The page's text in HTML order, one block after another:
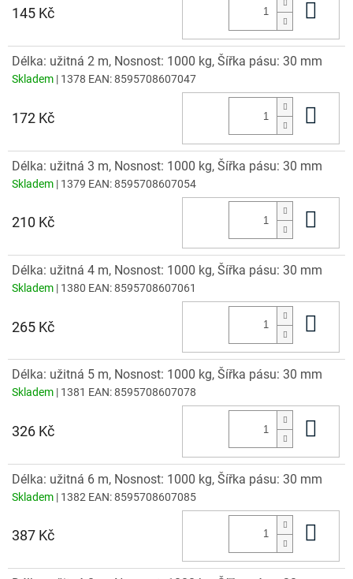
145 Kč
Délka: užitná 2 m, Nosnost: 1000 kg, Šířka pásu: 30 mm
Skladem | 1378 EAN:8595708607047
172 Kč
Délka: užitná 3 m, Nosnost: 1000 kg, Šířka pásu: 30 mm
Skladem | 1379 EAN:8595708607054
210 Kč
Délka: užitná 4 m, Nosnost: 1000 kg, Šířka pásu: 30 mm
Skladem | 1380 EAN:8595708607061
265 Kč
Délka: užitná 5 m, Nosnost: 1000 kg, Šířka pásu: 30 mm
Skladem | 1381 EAN:8595708607078
326 Kč
Délka: užitná 6 m, Nosnost: 1000 kg, Šířka pásu: 30 mm
Skladem | 1382 EAN:8595708607085
387 Kč